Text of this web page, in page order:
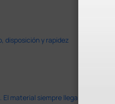
disposición y rapidez
material siempre llega muy bien¡¡¡